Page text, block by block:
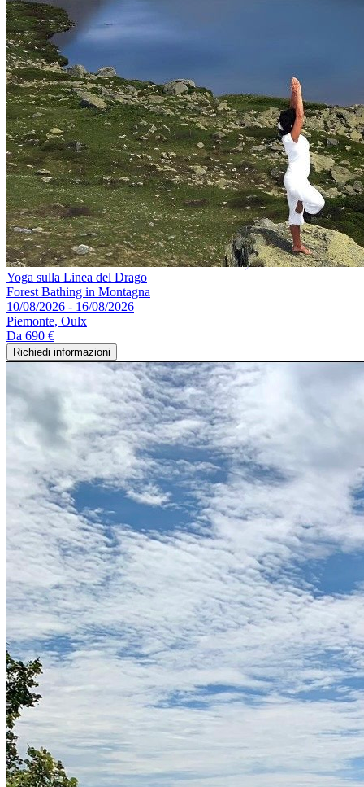
Yoga sulla Linea del Drago
Forest Bathing in Montagna
10/08/2026 - 16/08/2026
Piemonte, Oulx
Da 690 €
Richiedi informazioni